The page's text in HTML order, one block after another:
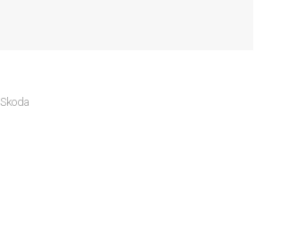
Skoda